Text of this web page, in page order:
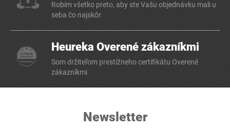
Robím všetko preto, aby ste Vašu objednávku mali u
seba čo najskôr
Heureka Overené zákazníkmi
Som držiteľom prestížneho certifikátu Overené
zákazníkmi
Newsletter